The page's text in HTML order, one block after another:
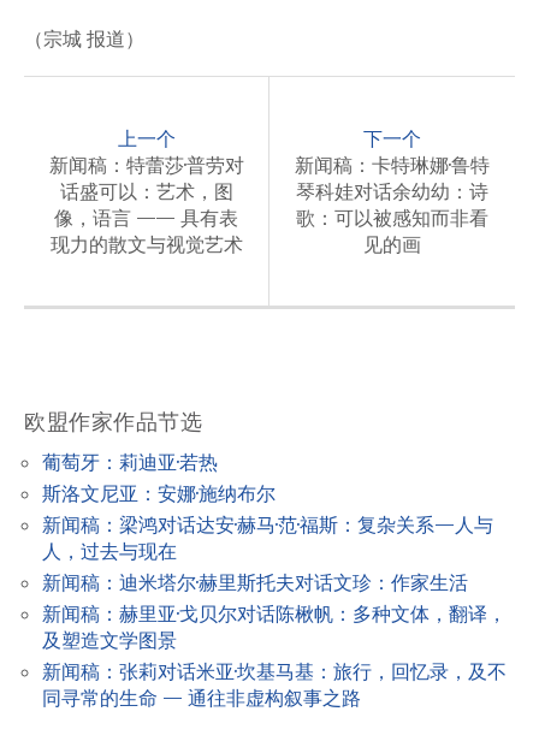
（宗城 报道）
g
a
t
i
n
上一个
新闻稿：特蕾莎·普劳对
话盛可以：艺术，图
像，语言 —— 具有表
现力的散文与视觉艺术
下一个
新闻稿：卡特琳娜·鲁特
琴科娃对话余幼幼：诗
歌：可以被感知而非看
见的画
欧盟作家作品节选
葡萄牙：莉迪亚·若热
斯洛文尼亚：安娜·施纳布尔
新闻稿：梁鸿对话达安·赫马·范·福斯：复杂关系—人与
人，过去与现在
新闻稿：迪米塔尔·赫里斯托夫对话文珍：作家生活
新闻稿：赫里亚·戈贝尔对话陈楸帆：多种文体，翻译，
及塑造文学图景
新闻稿：张莉对话米亚·坎基马基：旅行，回忆录，及不
同寻常的生命 — 通往非虚构叙事之路